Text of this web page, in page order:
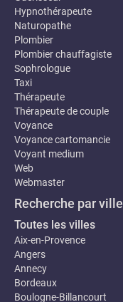
Hypnothérapeute
Naturopathe
Plombier
Plombier chauffagiste
Sophrologue
Taxi
Thérapeute
Thérapeute de couple
Voyance
Voyance cartomancie
Voyant medium
Web
Webmaster
Recherche par ville
Toutes les villes
Aix-en-Provence
Angers
Annecy
Bordeaux
Boulogne-Billancourt